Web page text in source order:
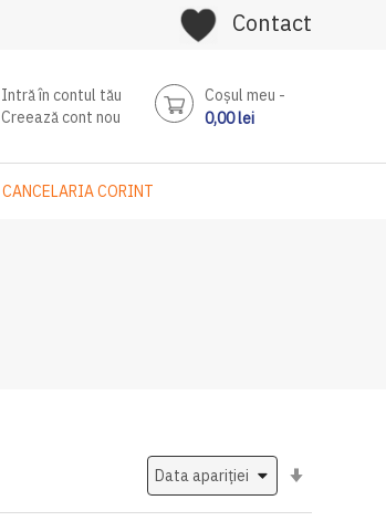
Contact
Intră în contul tău
Creează cont nou
Coşul meu
0,00 lei
CANCELARIA CORINT